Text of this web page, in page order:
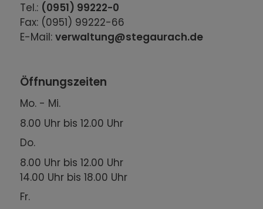
Tel.: (0951) 99222-0
Fax: (0951) 99222-66
E-Mail:verwaltung@stegaurach.de
Öffnungszeiten
Mo. - Mi.
8.00 Uhr bis 12.00 Uhr
Do.
8.00 Uhr bis 12.00 Uhr
14.00 Uhr bis 18.00 Uhr
Fr.